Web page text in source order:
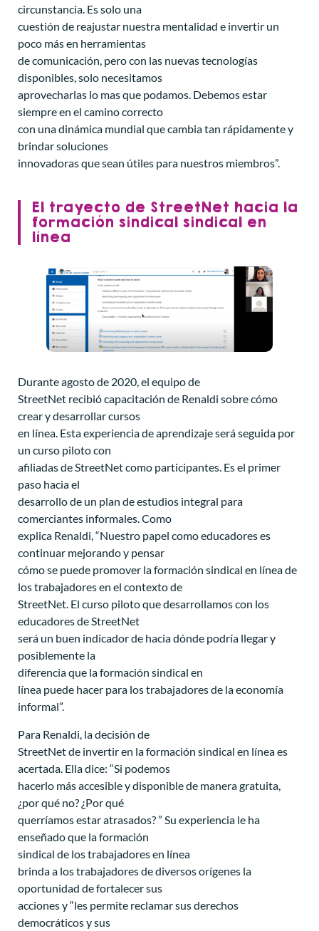
circunstancia. Es solo una
cuestión de reajustar nuestra mentalidad e invertir un
poco más en herramientas
de comunicación, pero con las nuevas tecnologías
disponibles, solo necesitamos
aprovecharlas lo mas que podamos. Debemos estar
siempre en el camino correcto
con una dinámica mundial que cambia tan rápidamente y
brindar soluciones
innovadoras que sean útiles para nuestros miembros”.
El trayecto de StreetNet hacia la
formación sindical sindical en
línea
Durante agosto de 2020, el equipo de
StreetNet recibió capacitación de Renaldi sobre cómo
crear y desarrollar cursos
en línea. Esta experiencia de aprendizaje será seguida por
un curso piloto con
afiliadas de StreetNet como participantes. Es el primer
paso hacia el
desarrollo de un plan de estudios integral para
comerciantes informales. Como
explica Renaldi, “Nuestro papel como educadores es
continuar mejorando y pensar
cómo se puede promover la formación sindical en línea de
los trabajadores en el contexto de
StreetNet. El curso piloto que desarrollamos con los
educadores de StreetNet
será un buen indicador de hacia dónde podría llegar y
posiblemente la
diferencia que la formación sindical en
línea puede hacer para los trabajadores de la economía
informal”.
Para Renaldi, la decisión de
StreetNet de invertir en la formación sindical en línea es
acertada. Ella dice: “Si podemos
hacerlo más accesible y disponible de manera gratuita,
¿por qué no? ¿Por qué
querríamos estar atrasados? ” Su experiencia le ha
enseñado que la formación
sindical de los trabajadores en línea
brinda a los trabajadores de diversos orígenes la
oportunidad de fortalecer sus
acciones y “les permite reclamar sus derechos
democráticos y sus